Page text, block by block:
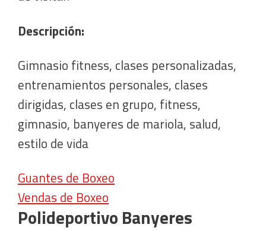
Descripción:
Gimnasio fitness, clases personalizadas,
entrenamientos personales, clases
dirigidas, clases en grupo, fitness,
gimnasio, banyeres de mariola, salud,
estilo de vida
Guantes de Boxeo
Vendas de Boxeo
Polideportivo Banyeres